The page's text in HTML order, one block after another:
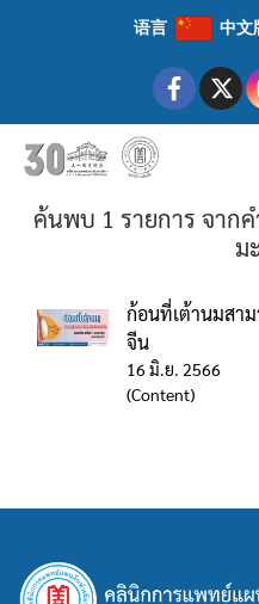
语言 中文
ค้นพบ 1 รายการ จาก
ม
ก้อนที่เต้านมสา
จีน
16 มิ.ย. 2566
(Content)